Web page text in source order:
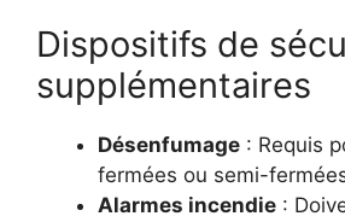
Dispositifs de
supplémentaires
Désenfumage : Requis
fermées ou semi-
Alarmes incendie :